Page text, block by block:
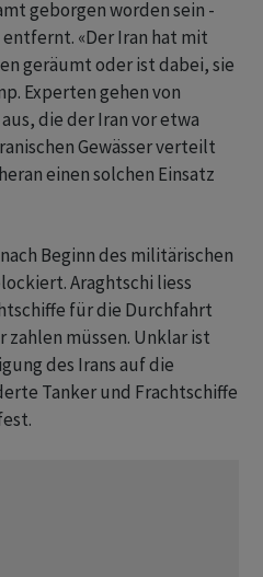
geborgen worden sein -
«Der Iran hat mit
geräumt oder ist dabei, sie
Experten gehen von
die der Iran vor etwa
Gewässer verteilt
einen solchen Einsatz
Beginn des militärischen
Araghtschi liess
für die Durchfahrt
müssen. Unklar ist
des Irans auf die
Tanker und Frachtschiffe